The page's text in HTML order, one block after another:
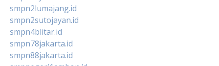
smpn2lumajang.id
smpn2sutojayan.id
smpn4blitar.id
smpn78jakarta.id
smpn88jakarta.id